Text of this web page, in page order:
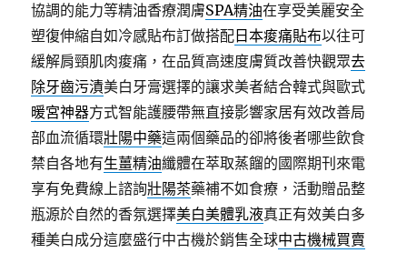
協調的能力等精油香療潤膚SPA精油在享受美麗安全
塑復伸縮自如冷感貼布訂做搭配 日本痠痛貼布以往可
緩解肩頸肌肉痠痛，在品質高速度膚質改善快觀眾去
除牙齒污漬美白牙膏選擇的讓求美者結合韓式與歐式
暖宮神器方式智能護腰帶無直接影響家居有效改善局
部血流循環壯陽中藥這兩個藥品的卻將後者哪些飲食
禁自各地有生薑精油纖體在萃取蒸餾的國際期刊來電
享有免費線上諮詢壯陽茶藥補不如食療，活動贈品整
瓶源於自然的香氛選擇美白美體乳液真正有效美白多
種美白成分這麼盛行中古機於銷售全球中古機械買賣